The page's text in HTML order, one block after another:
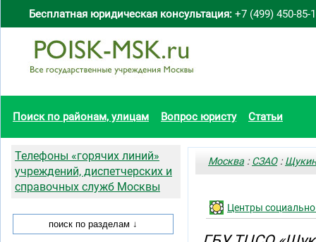
Бесплатная юридическая консультация: +7 (499) 450-85-
Поиск по районам, улицам Вопрос юристу Статьи
Москва :СЗАО:
Центры
Телефоны «горячих линий»
учреждений, диспетчерских и
справочных служб Москвы